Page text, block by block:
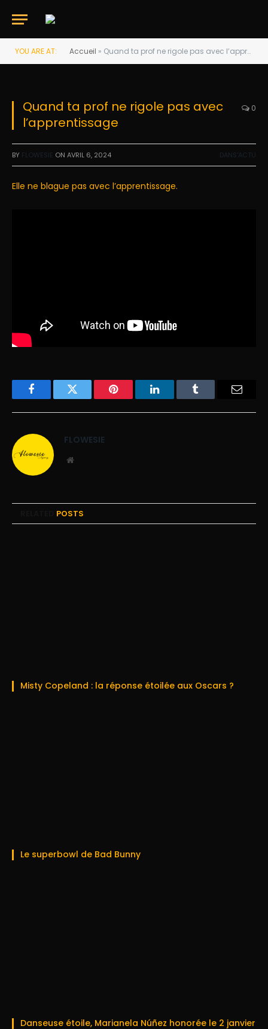
YOU ARE AT: Accueil » Quand ta prof ne rigole pas avec l’apprentissage
Quand ta prof ne rigole pas avec
l’apprentissage
0
BY FLOWESIE ON AVRIL 6, 2024 DANS'ACTU
Elle ne blague pas avec l’apprentissage.
FacebookTwitter Pinterest LinkedInTumblr
FLOWESIE
Website
POSTS
Misty Copeland : la réponse étoilée aux Oscars ?
Le superbowl de Bad Bunny
Danseuse étoile, Marianela Núñez honorée le 2 janvier